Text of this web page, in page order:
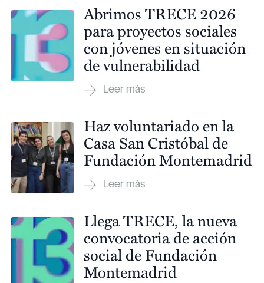
Abrimos TRECE 2026
para proyectos sociales
con jóvenes en situación
de vulnerabilidad
Haz voluntariado en la
Casa San Cristóbal de
Fundación Montemadrid
Llega TRECE, la nueva
convocatoria de acción
social de Fundación
Montemadrid